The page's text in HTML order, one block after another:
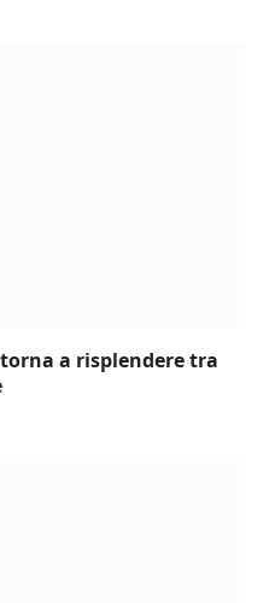
a risplendere tra